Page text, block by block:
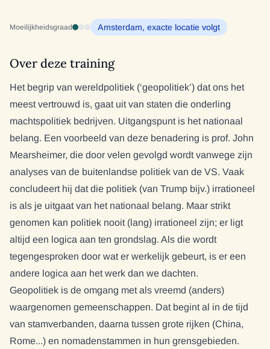
Moeilijkheidsgraad Amsterdam, exacte locatie volgt
Over deze training
Het begrip van wereldpolitiek (‘geopolitiek’) dat ons het
meest vertrouwd is, gaat uit van staten die onderling
machtspolitiek bedrijven. Uitgangspunt is het nationaal
belang. Een voorbeeld van deze benadering is prof. John
Mearsheimer, die door velen gevolgd wordt vanwege zijn
analyses van de buitenlandse politiek van de VS. Vaak
concludeert hij dat die politiek (van Trump bijv.) irrationeel
is als je uitgaat van het nationaal belang. Maar strikt
genomen kan politiek nooit (lang) irrationeel zijn; er ligt
altijd een logica aan ten grondslag. Als die wordt
tegengesproken door wat er werkelijk gebeurt, is er een
andere logica aan het werk dan we dachten.
Geopolitiek is de omgang met als vreemd (anders)
waargenomen gemeenschappen. Dat begint al in de tijd
van stamverbanden, daarna tussen grote rijken (China,
Rome...) en nomadenstammen in hun grensgebieden.